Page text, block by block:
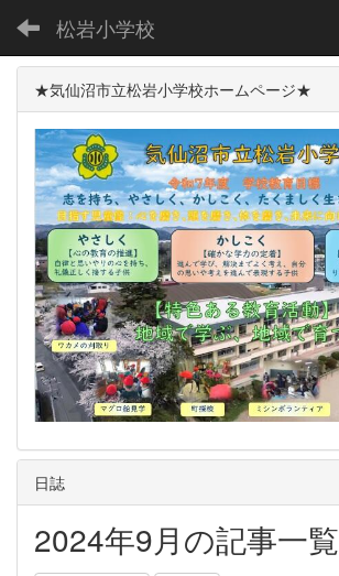
松岩小学校
★気仙沼市立松岩小学校ホームページ★
日誌
2024年9月の記事一覧